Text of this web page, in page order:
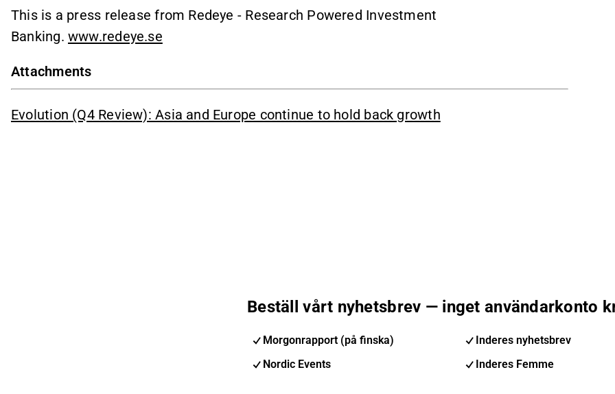
This is a press release from Redeye - Research Powered Investment
Banking. www.redeye.se
Attachments
Evolution (Q4 Review): Asia and Europe continue to hold back growth
Beställ vårt nyhetsbrev — inget användarkonto
Morgonrapport (på finska)
Inderes nyhetsbrev
Nordic Events
Inderes Femme